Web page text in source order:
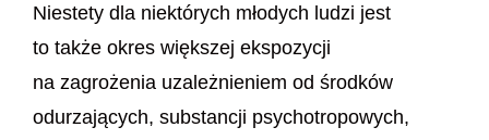
Niestety dla niektórych młodych ludzi jest
to także okres większej ekspozycji
na zagrożenia uzależnieniem od środków
odurzających, substancji psychotropowych,